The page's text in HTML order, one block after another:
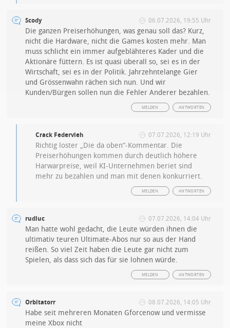
Scody 06.07.2026, 19:55 Uhr
Die ganzen Preiserhöhungen, was genau soll das? Kurz,
nicht die Hardware, nicht die Games kosten mehr. Man
muss schlicht ein immer aufgeblähteres Kader und die
Aktionäre füttern. Es ist quasi überall so, sei es in der
Wirtschaft, sei es in der Politik. Jahrzehntelange Gier
und Grössenwahn rächen sich nun. Und wir
Kunden/Bürgen sollen nun die Fehler Anderer bezahlen.
ANTWORTEN
MELDEN
Crack Federvieh 07.07.2026, 12:19 Uhr
Richtig loster „Die da oben“-Kommentar. Die
Preiserhöhungen kommen durch deutlich höhere
Harwarpreise, weil KI-Unternehmen beriet sind
mehr zu bezahlen und man mit denen konkurriert.
ANTWORTEN
MELDEN
rudluc 07.07.2026, 14:04 Uhr
Man hatte wohl gedacht, die Leute würden ihnen die
ultimativ teuren Ultimate-Abos nur so aus der Hand
reißen. So viel Zeit haben die Leute gar nicht zum
Spielen, als dass sich das für sie lohnen würde.
ANTWORTEN
MELDEN
Orbitatorr 08.07.2026, 14:05 Uhr
Habe seit mehreren Monaten Gforcenow und vermisse
meine Xbox nicht